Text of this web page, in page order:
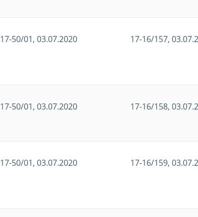
17-50/01, 03.07.2020 17-16/157,
17-50/01, 03.07.2020 17-16/158,
17-50/01, 03.07.2020 17-16/159,